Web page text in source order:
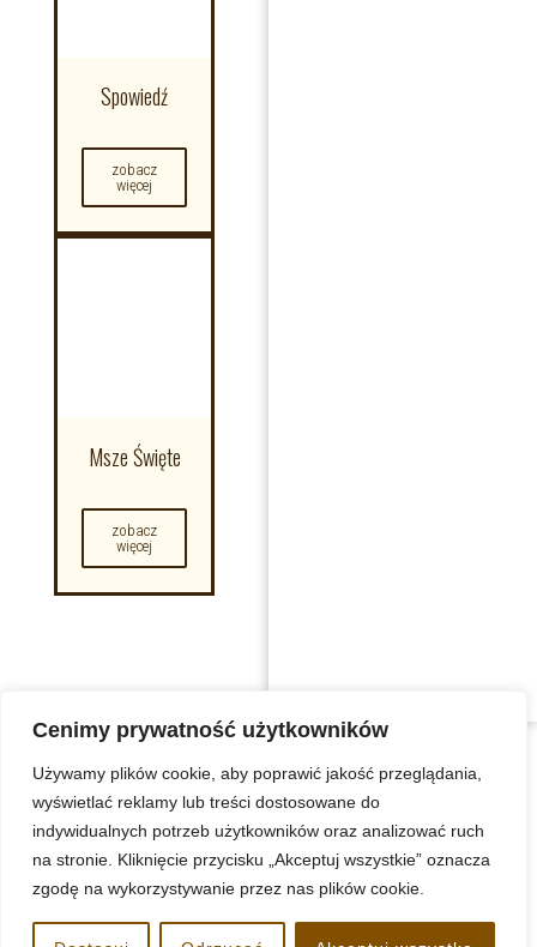
Cenimy prywatność użytkowników
Używamy plików cookie, aby poprawić jakość przeglądania,
wyświetlać reklamy lub treści dostosowane do
indywidualnych potrzeb użytkowników oraz analizować ruch
na stronie. Kliknięcie przycisku „Akceptuj wszystkie” oznacza
zgodę na wykorzystywanie przez nas plików cookie.
Spowiedź
zobacz
więcej
Msze Święte
zobacz
więcej